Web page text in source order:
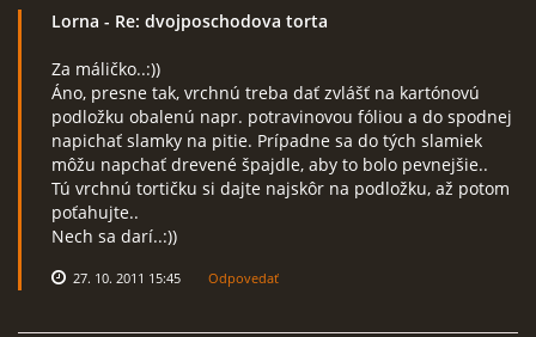
0911494673
tortyodlorny@gmail.com
© 2026 eStránky.sk
Lorna - Re: dvojposchodova torta
Za máličko..:))
Áno, presne tak, vrchnú treba dať zvlášť na kartónovú
podložku obalenú napr. potravinovou fóliou a do spodnej
napichať slamky na pitie. Prípadne sa do tých slamiek
môžu napchať drevené špajdle, aby to bolo pevnejšie..
Tú vrchnú tortičku si dajte najskôr na podložku, až potom
poťahujte..
Nech sa darí..:))
27. 10. 2011 15:45 Odpovedať